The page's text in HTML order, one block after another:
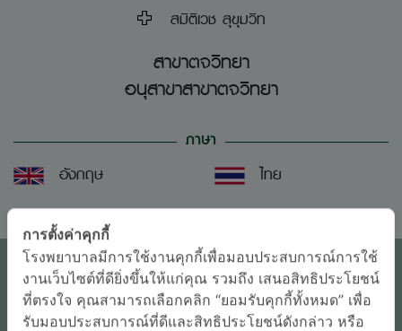
สมิติเวช สุขุมวิท
สาขาตจวิทยา
อนุสาขาสาขาตจวิทยา
ภาษา
อังกฤษ
ไทย
ติดต่อสอบถาม
* เจ้าหน้าที่ของโรงพยาบาลจะติดต่อท่านกลับในภายหลัง
การตั้งค่าคุกกี้
โรงพยาบาลมีการใช้งานคุกกี้เพื่อมอบประสบการณ์การใช้
งานเว็บไซต์ที่ดียิ่งขึ้นให้แก่คุณ รวมถึง เสนอสิทธิประโยชน์
ที่ตรงใจ คุณสามารถเลือกคลิก “ยอมรับคุกกี้ทั้งหมด” เพื่อ
รับมอบประสบการณ์ที่ดีและสิทธิประโยชน์ดังกล่าว หรือ